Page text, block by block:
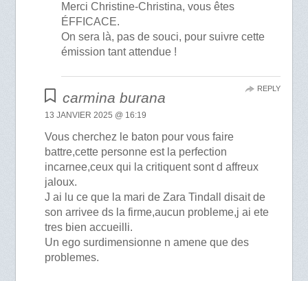
Merci Christine-Christina, vous êtes
ÉFFICACE.
On sera là, pas de souci, pour suivre cette
émission tant attendue !
carmina burana
13 JANVIER 2025 @ 16:19
Vous cherchez le baton pour vous faire
battre,cette personne est la perfection
incarnee,ceux qui la critiquent sont d affreux
jaloux.
J ai lu ce que la mari de Zara Tindall disait de
son arrivee ds la firme,aucun probleme,j ai ete
tres bien accueilli.
Un ego surdimensionne n amene que des
problemes.
REPLY